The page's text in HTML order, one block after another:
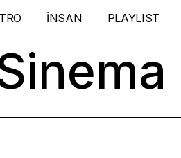
İNSAN PLAYLIST
Vulture Trippin’
French
Hippie Zone